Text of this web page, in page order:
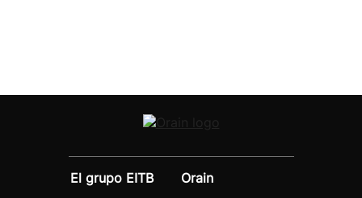
El grupo EITB
Orain